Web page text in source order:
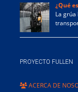
¿Qué
La
PROYECTO FULLEN
ACERCA DE